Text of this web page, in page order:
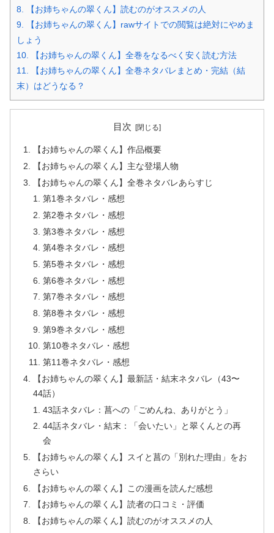
8. 【お姉ちゃんの翠くん】読むのがオススメの人
9. 【お姉ちゃんの翠くん】rawサイトでの閲覧は絶対にやめま
しょう
10. 【お姉ちゃんの翠くん】全巻をなるべく安く読む方法
11. 【お姉ちゃんの翠くん】全巻ネタバレまとめ・完結（結
末）はどうなる？
目次
【お姉ちゃんの翠くん】作品概要
【お姉ちゃんの翠くん】主な登場人物
【お姉ちゃんの翠くん】全巻ネタバレあらすじ
第1巻ネタバレ・感想
第2巻ネタバレ・感想
第3巻ネタバレ・感想
第4巻ネタバレ・感想
第5巻ネタバレ・感想
第6巻ネタバレ・感想
第7巻ネタバレ・感想
第8巻ネタバレ・感想
第9巻ネタバレ・感想
第10巻ネタバレ・感想
第11巻ネタバレ・感想
【お姉ちゃんの翠くん】最新話・結末ネタバレ（43〜
44話）
43話ネタバレ：菖への「ごめんね、ありがとう」
44話ネタバレ・結末：「会いたい」と翠くんとの再
会
【お姉ちゃんの翠くん】スイと菖の「別れた理由」をお
さらい
【お姉ちゃんの翠くん】この漫画を読んだ感想
【お姉ちゃんの翠くん】読者の口コミ・評価
【お姉ちゃんの翠くん】読むのがオススメの人